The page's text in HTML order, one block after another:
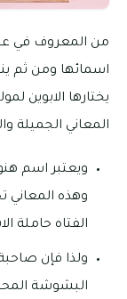
من المعروف في
اسمائها ومن ثم
يختارها الابوين
المعاني الجميلة
ويعتبر اسم
وهذه المعاني
الفتاه حاملة
ولذا فإن
البشوشة